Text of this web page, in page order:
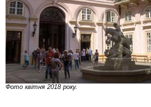
Фото квітня 2018 року.